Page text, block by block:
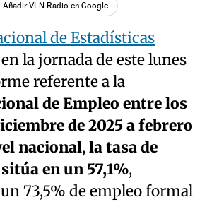
Añadir VLN Radio en Google
de Estadísticas
la jornada de este lunes
referente a la
de Empleo entre los
de 2025 a febrero
nacional,la tasa de
en un 57,1%,
73,5% de empleo formal